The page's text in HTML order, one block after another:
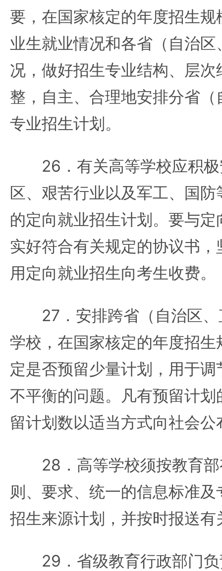
要，在国家核定的年度招生
业生就业情况和各省（自治
况，做好招生专业结构、层
整，自主、合理地安排分省
专业招生计划。
26．有关高等学校应积极
区、艰苦行业以及军工、国
的定向就业招生计划。要与
实好符合有关规定的协议书
用定向就业招生向考生收费。
27．安排跨省（自治区、
学校，在国家核定的年度招
定是否预留少量计划，用于
不平衡的问题。凡有预留计
留计划数以适当方式向社会公
28．高等学校须按教育部
则、要求、统一的信息标准
招生来源计划，并按时报送有
29．省级教育行政部门负